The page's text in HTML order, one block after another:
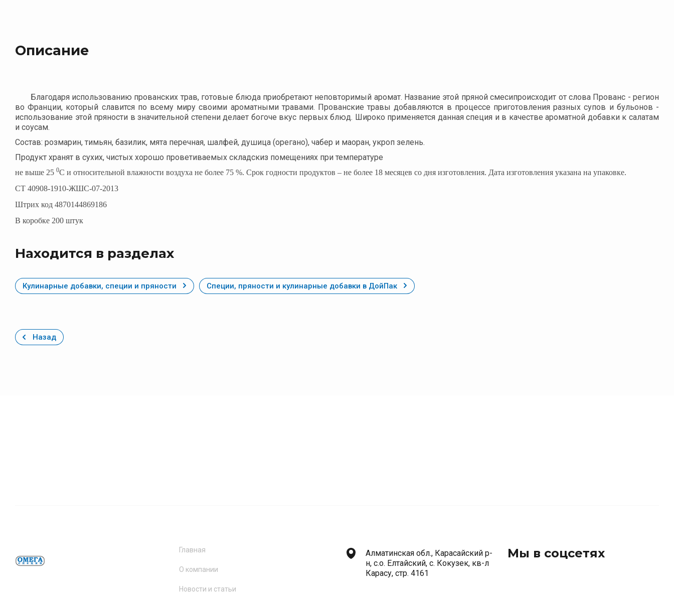
Описание
Благодаря использованию прованских трав, готовые блюда приобретают неповторимый аромат. Название этой пряной смесипроисходит от слова Прованс - регион
во Франции, который славится по всему миру своими ароматными травами. Прованские травы добавляются в процессе приготовления разных супов и бульонов -
использование этой пряности в значительной степени делает богоче вкус первых блюд. Широко применяется данная специя и в качестве ароматной добавки к салатам
и соусам.
Состав: розмарин, тимьян, базилик, мята перечная, шалфей, душица (орегано), чабер и маоран, укроп зелень.
Продукт хранят в сухих, чистых хорошо проветиваемых складскиз помещениях при температуре
не выше 25 0С и относительной влажности воздуха не более 75 %. Срок годности продуктов – не более 18 месяцев со дня изготовления. Дата изготовления указана на упаковке.
СТ 40908-1910-ЖШС-07-2013
Штрих код 4870144869186
В коробке 200 штук
Находится в разделах
Кулинарные добавки, специи и пряности Специи, пряности и кулинарные добавки в ДойПак
Назад
Главная
О компании
Новости и статьи
Алматинская обл., Карасайский р-
н, с.о. Елтайский, с. Кокузек, кв-л
Карасу, стр. 4161
Мы в соцсетях